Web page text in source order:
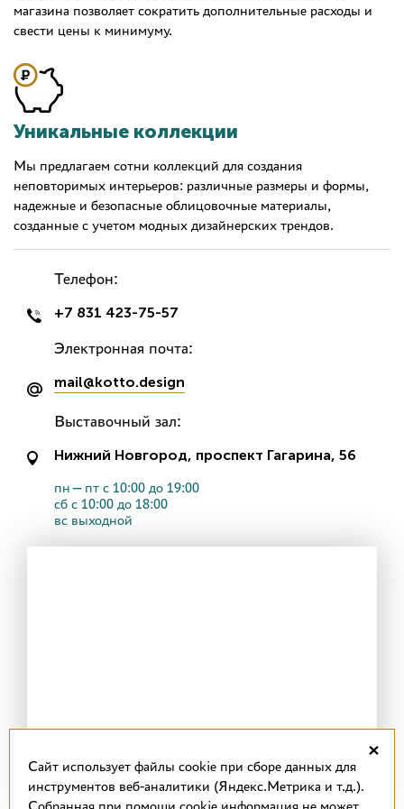
магазина позволяет сократить дополнительные расходы и
свести цены к минимуму.
Уникальные коллекции
Мы предлагаем сотни коллекций для создания
неповторимых интерьеров: различные размеры и формы,
надежные и безопасные облицовочные материалы,
созданные с учетом модных дизайнерских трендов.
Телефон:
+7 831 423-75-57
Электронная почта:
mail@kotto.design
Выставочный зал:
Нижний Новгород, проспект Гагарина, 56
пн—пт с 10:00 до 19:00
сб с 10:00 до 18:00
вс выходной
×
Cайт использует файлы cookie при сборе данных для
инструментов веб-аналитики (Яндекс.Метрика и т.д.).
Собранная при помощи cookie информация не может